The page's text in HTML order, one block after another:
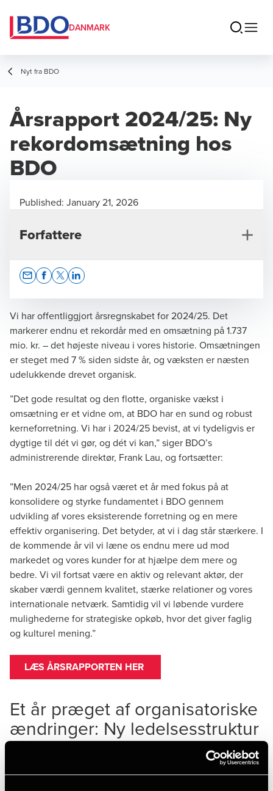
DANMARK
Nyt fra BDO
Årsrapport 2024/25: Ny
rekordomsætning hos
BDO
Vi har offentliggjort årsregnskabet for 2024/25. Det
markerer endnu et rekordår med en omsætning på 1.737
mio. kr. – det højeste niveau i vores historie. Omsætningen
er steget med 7 % siden sidste år, og væksten er næsten
udelukkende drevet organisk.
”Det gode resultat og den flotte, organiske vækst i
omsætning er et vidne om, at BDO har en sund og robust
kerneforretning. Vi har i 2024/25 bevist, at vi tydeligvis er
dygtige til dét vi gør, og dét vi kan,” siger BDO’s
administrerende direktør, Frank Lau, og fortsætter:
”Men 2024/25 har også været et år med fokus på at
konsolidere og styrke fundamentet i BDO gennem
udvikling af vores eksisterende forretning og en mere
effektiv organisering. Det betyder, at vi i dag står stærkere. I
de kommende år vil vi læne os endnu mere ud mod
markedet og vores kunder for at hjælpe dem mere og
bedre. Vi vil fortsat være en aktiv og relevant aktør, der
skaber værdi gennem kvalitet, stærke relationer og vores
internationale netværk. Samtidig vil vi løbende vurdere
mulighederne for strategiske opkøb, hvor det giver faglig
og kulturel mening.”
LÆS ÅRSRAPPORTEN HER
Et år præget af organisatoriske
ændringer: Ny ledelsesstruktur
og selskabsform
I regnskabsåret 2024/25 har vi gennemført en række
Published: January 21, 2026
Forfattere
Frank Lau
CEO